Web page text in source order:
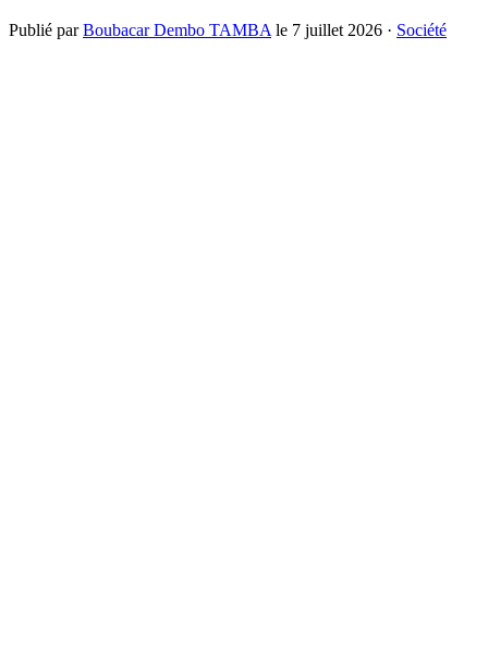
Publié parBoubacar Dembo TAMBA le 7 juillet 2026 · Société